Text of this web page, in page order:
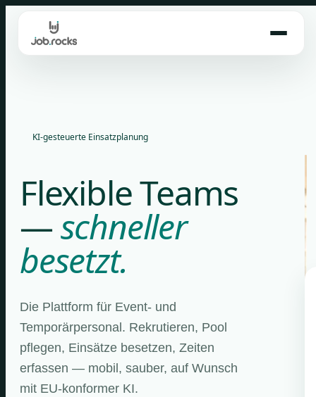
content
KI-gesteuerte Einsatzplanung
Flexible Teams
—schneller
besetzt.
Die Plattform für Event- und
Temporärpersonal. Rekrutieren, Pool
pflegen, Einsätze besetzen, Zeiten
erfassen — mobil, sauber, auf Wunsch
mit EU-konformer KI.